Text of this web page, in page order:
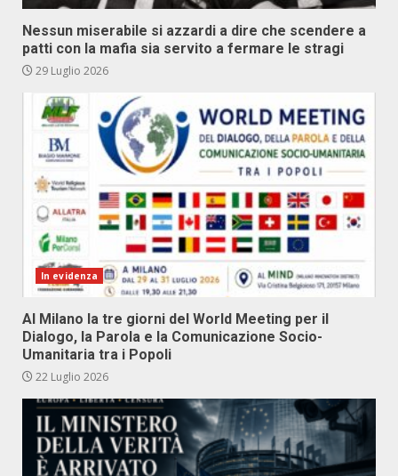
Nessun miserabile si azzardi a dire che scendere a
patti con la mafia sia servito a fermare le stragi
29 Luglio 2026
In evidenza
Al Milano la tre giorni del World Meeting per il
Dialogo, la Parola e la Comunicazione Socio-
Umanitaria tra i Popoli
22 Luglio 2026